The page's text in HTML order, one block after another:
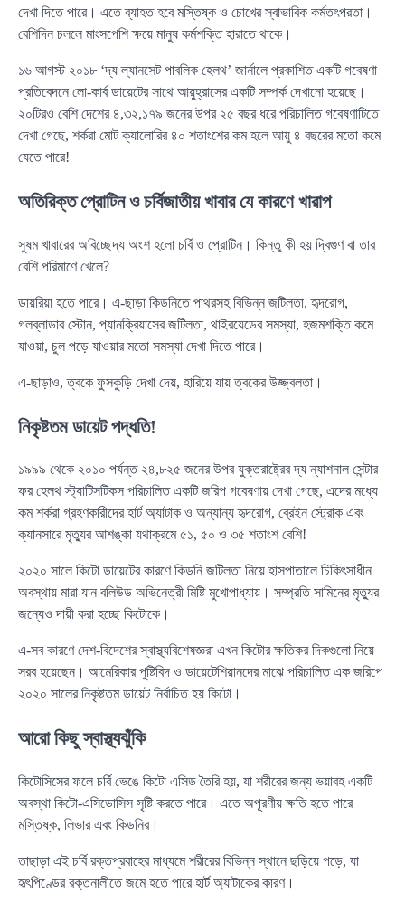
দেখা দিতে পারে। এতে ব্যাহত হবে মস্তিষ্ক ও চোখের স্বাভাবিক কর্মতৎপরতা।
বেশিদিন চললে মাংসপেশি ক্ষয়ে মানুষ কর্মশক্তি হারাতে থাকে।
১৬ আগস্ট ২০১৮ ‘দ্য ল্যানসেট পাবলিক হেলথ’ জার্নালে প্রকাশিত একটি গবেষণা
প্রতিবেদনে লো-কার্ব ডায়েটের সাথে আয়ুহ্রাসের একটি সম্পর্ক দেখানো হয়েছে।
২০টিরও বেশি দেশের ৪,৩২,১৭৯ জনের উপর ২৫ বছর ধরে পরিচালিত গবেষণাটিতে
দেখা গেছে, শর্করা মোট ক্যালোরির ৪০ শতাংশের কম হলে আয়ু ৪ বছরের মতো কমে
যেতে পারে!
অতিরিক্ত প্রোটিন ও চর্বিজাতীয় খাবার যে কারণে খারাপ
সুষম খাবারের অবিচ্ছেদ্য অংশ হলো চর্বি ও প্রোটিন। কিন্তু কী হয় দ্বিগুণ বা তার
বেশি পরিমাণে খেলে?
ডায়রিয়া হতে পারে। এ-ছাড়া কিডনিতে পাথরসহ বিভিন্ন জটিলতা, হৃদরোগ,
গলব্লাডার স্টোন, প্যানক্রিয়াসের জটিলতা, থাইরয়েডের সমস্যা, হজমশক্তি কমে
যাওয়া, চুল পড়ে যাওয়ার মতো সমস্যা দেখা দিতে পারে।
এ-ছাড়াও, ত্বকে ফুসকুড়ি দেখা দেয়, হারিয়ে যায় ত্বকের উজ্জ্বলতা।
নিকৃষ্টতম ডায়েট পদ্ধতি!
১৯৯৯ থেকে ২০১০ পর্যন্ত ২৪,৮২৫ জনের উপর যুক্তরাষ্ট্রের দ্য ন্যাশনাল সেন্টার
ফর হেলথ স্ট্যাটিসটিকস পরিচালিত একটি জরিপ গবেষণায় দেখা গেছে, এদের মধ্যে
কম শর্করা গ্রহণকারীদের হার্ট অ্যাটাক ও অন্যান্য হৃদরোগ, ব্রেইন স্ট্রোক এবং
ক্যানসারে মৃত্যুর আশঙ্কা যথাক্রমে ৫১, ৫০ ও ৩৫ শতাংশ বেশি!
২০২০ সালে কিটো ডায়েটের কারণে কিডনি জটিলতা নিয়ে হাসপাতালে চিকিৎসাধীন
অবস্থায় মারা যান বলিউড অভিনেত্রী মিষ্টি মুখোপাধ্যায়। সম্প্রতি সামিনের মৃত্যুর
জন্যেও দায়ী করা হচ্ছে কিটোকে।
এ-সব কারণে দেশ-বিদেশের স্বাস্থ্যবিশেষজ্ঞরা এখন কিটোর ক্ষতিকর দিকগুলো নিয়ে
সরব হয়েছেন। আমেরিকার পুষ্টিবিদ ও ডায়েটেশিয়ানদের মাঝে পরিচালিত এক জরিপে
২০২০ সালের নিকৃষ্টতম ডায়েট নির্বাচিত হয় কিটো।
আরো কিছু স্বাস্থ্যঝুঁকি
কিটোসিসের ফলে চর্বি ভেঙে কিটো এসিড তৈরি হয়, যা শরীরের জন্য ভয়াবহ একটি
অবস্থা কিটো-এসিডোসিস সৃষ্টি করতে পারে। এতে অপূরণীয় ক্ষতি হতে পারে
মস্তিষ্ক, লিভার এবং কিডনির।
তাছাড়া এই চর্বি রক্তপ্রবাহের মাধ্যমে শরীরের বিভিন্ন স্থানে ছড়িয়ে পড়ে, যা
হৃৎপিণ্ডের রক্তনালীতে জমে হতে পারে হার্ট অ্যাটাকের কারণ।